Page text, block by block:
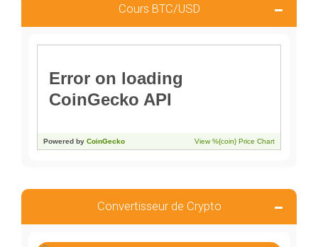
Cours BTC/USD
Convertisseur de Crypto